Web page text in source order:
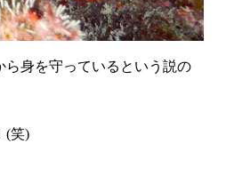
ら身を守っているという説の
(笑)